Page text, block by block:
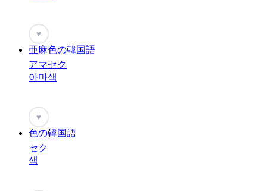
♥
亜麻色の韓国語
アマセク
아마색
♥
色の韓国語
セク
색